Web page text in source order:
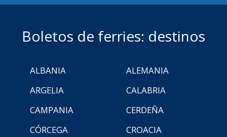
Boletos de ferries: destinos
ALBANIA
ALEMANIA
ARGELIA
CALABRIA
CAMPANIA
CERDEÑA
CÓRCEGA
CROACIA